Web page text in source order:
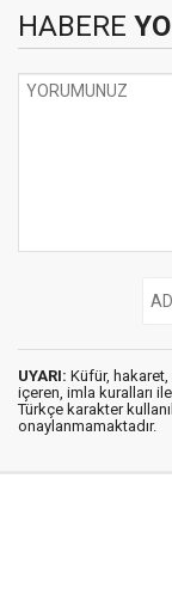
HABERE
UYARI: Küfür,
içeren, imla kuralları ile
Türkçe karakter
onaylanmamaktadır.